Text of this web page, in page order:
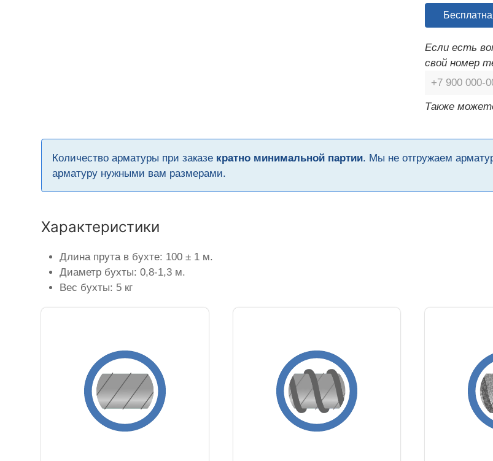
Если есть
свой номер
Также
Количество арматуры при заказе кратно минимальной партии. Мы не отгружаем
арматуру нужными вам размерами.
Характеристики
Длина прута в бухте: 100 ± 1 м.
Диаметр бухты: 0,8-1,3 м.
Вес бухты: 5 кг